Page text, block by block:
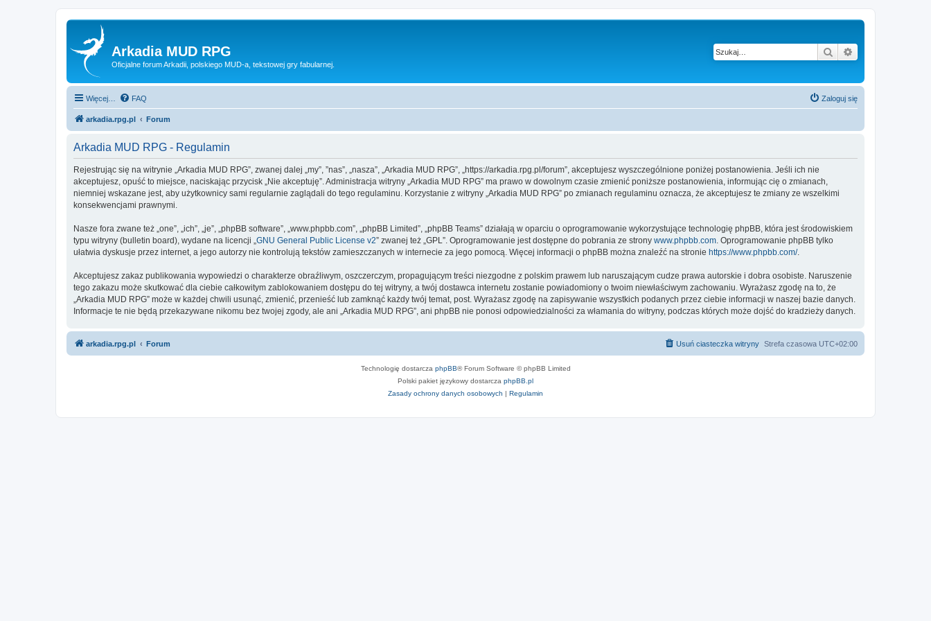
Arkadia MUD RPG
Oficjalne forum Arkadii, polskiego MUD-a, tekstowej gry fabularnej.
Szukaj
Więcej… FAQ Zaloguj się
arkadia.rpg.pl Forum
Arkadia MUD RPG - Regulamin
Rejestrując się na witrynie „Arkadia MUD RPG”, zwanej dalej „my”, ”nas”, „nasza”, „Arkadia MUD RPG”, „https://arkadia.rpg.pl/forum”, akceptujesz wyszczególnione poniżej postanowienia. Jeśli ich nie
akceptujesz, opuść to miejsce, naciskając przycisk „Nie akceptuję”. Administracja witryny „Arkadia MUD RPG” ma prawo w dowolnym czasie zmienić poniższe postanowienia, informując cię o zmianach,
niemniej wskazane jest, aby użytkownicy sami regularnie zaglądali do tego regulaminu. Korzystanie z witryny „Arkadia MUD RPG” po zmianach regulaminu oznacza, że akceptujesz te zmiany ze wszelkimi
konsekwencjami prawnymi.
Nasze fora zwane też „one”, „ich”, „je”, „phpBB software”, „www.phpbb.com”, „phpBB Limited”, „phpBB Teams” działają w oparciu o oprogramowanie wykorzystujące technologię phpBB, która jest środowiskiem
typu witryny (bulletin board), wydane na licencji „GNU General Public License v2” zwanej też „GPL”. Oprogramowanie jest dostępne do pobrania ze strony www.phpbb.com. Oprogramowanie phpBB tylko
ułatwia dyskusje przez internet, a jego autorzy nie kontrolują tekstów zamieszczanych w internecie za jego pomocą. Więcej informacji o phpBB można znaleźć na stronie https://www.phpbb.com/.
Akceptujesz zakaz publikowania wypowiedzi o charakterze obraźliwym, oszczerczym, propagującym treści niezgodne z polskim prawem lub naruszającym cudze prawa autorskie i dobra osobiste. Naruszenie
tego zakazu może skutkować dla ciebie całkowitym zablokowaniem dostępu do tej witryny, a twój dostawca internetu zostanie powiadomiony o twoim niewłaściwym zachowaniu. Wyrażasz zgodę na to, że
„Arkadia MUD RPG” może w każdej chwili usunąć, zmienić, przenieść lub zamknąć każdy twój temat, post. Wyrażasz zgodę na zapisywanie wszystkich podanych przez ciebie informacji w naszej bazie danych.
Informacje te nie będą przekazywane nikomu bez twojej zgody, ale ani „Arkadia MUD RPG”, ani phpBB nie ponosi odpowiedzialności za włamania do witryny, podczas których może dojść do kradzieży danych.
arkadia.rpg.pl Forum Strefa czasowa UTC+02:00
Usuń ciasteczka witryny
Technologię dostarcza phpBB® Forum Software © phpBB Limited
Polski pakiet językowy dostarcza phpBB.pl
Zasady ochrony danych osobowych | Regulamin